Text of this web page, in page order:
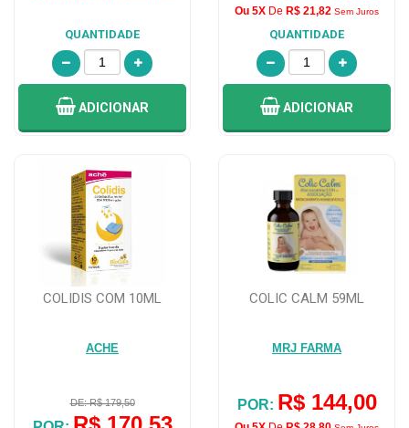
QUANTIDADE
ADICIONAR
Ou 5X De R$ 21,82 Sem Juros
QUANTIDADE
ADICIONAR
COLIDIS COM 10ML
ACHE
DE: R$ 179,50
COLIC CALM 59ML
MRJ FARMA
POR: R$ 144,00